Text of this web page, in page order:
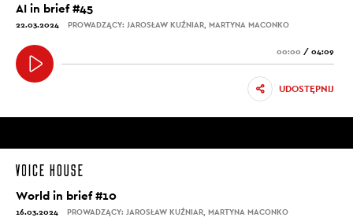
AI in brief #45
22.03.2024 PROWADZĄCY: JAROSŁAW KUŹNIAR, MARTYNA MACONKO
00:00 / 04:09
UDOSTĘPNIJ
World in brief #10
16.03.2024 PROWADZĄCY: JAROSŁAW KUŹNIAR, MARTYNA MACONKO